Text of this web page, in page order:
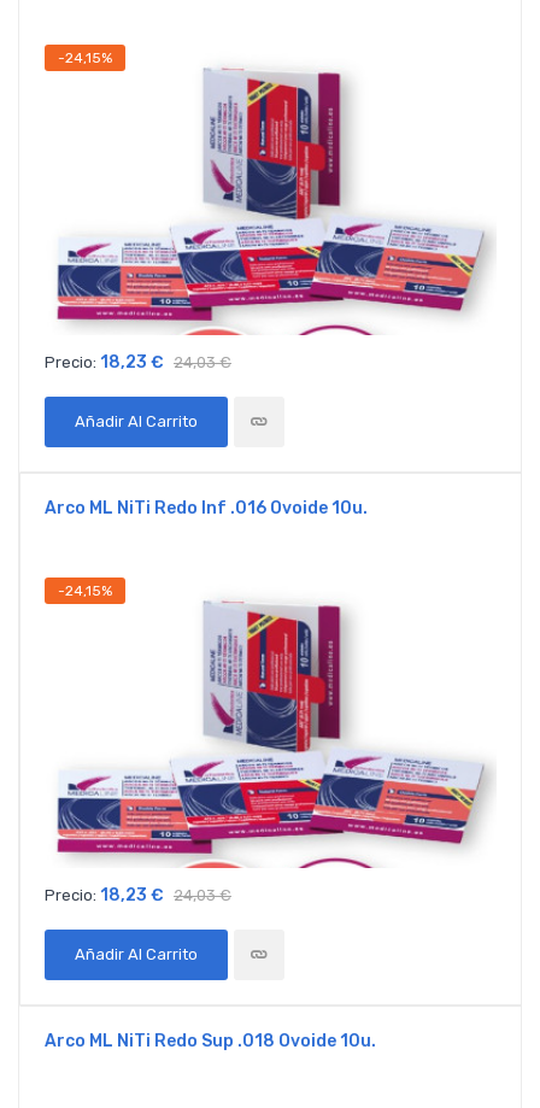
-24,15%
Precio: 18,23 € 24,03 €
Añadir Al Carrito
Arco ML NiTi Redo Inf .016 Ovoide 10u.
-24,15%
Precio: 18,23 € 24,03 €
Añadir Al Carrito
Arco ML NiTi Redo Sup .018 Ovoide 10u.